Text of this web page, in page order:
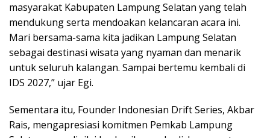
masyarakat Kabupaten Lampung Selatan yang telah
mendukung serta mendoakan kelancaran acara ini.
Mari bersama-sama kita jadikan Lampung Selatan
sebagai destinasi wisata yang nyaman dan menarik
untuk seluruh kalangan. Sampai bertemu kembali di
IDS 2027,” ujar Egi.
Sementara itu, Founder Indonesian Drift Series, Akbar
Rais, mengapresiasi komitmen Pemkab Lampung